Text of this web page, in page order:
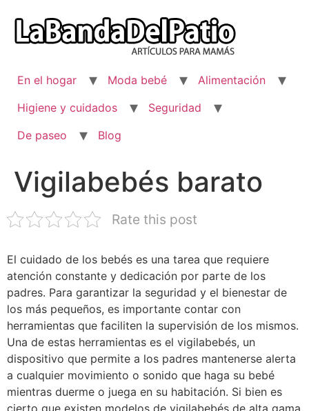
contenido
En el hogar Moda bebé
Alimentación
Higiene y cuidados
Seguridad
De paseo
Blog
Vigilabebés barato
Rate this post
El cuidado de los bebés es una tarea que requiere
atención constante y dedicación por parte de los
padres. Para garantizar la seguridad y el bienestar de
los más pequeños, es importante contar con
herramientas que faciliten la supervisión de los mismos.
Una de estas herramientas es el vigilabebés, un
dispositivo que permite a los padres mantenerse alerta
a cualquier movimiento o sonido que haga su bebé
mientras duerme o juega en su habitación. Si bien es
cierto que existen modelos de vigilabebés de alta gama